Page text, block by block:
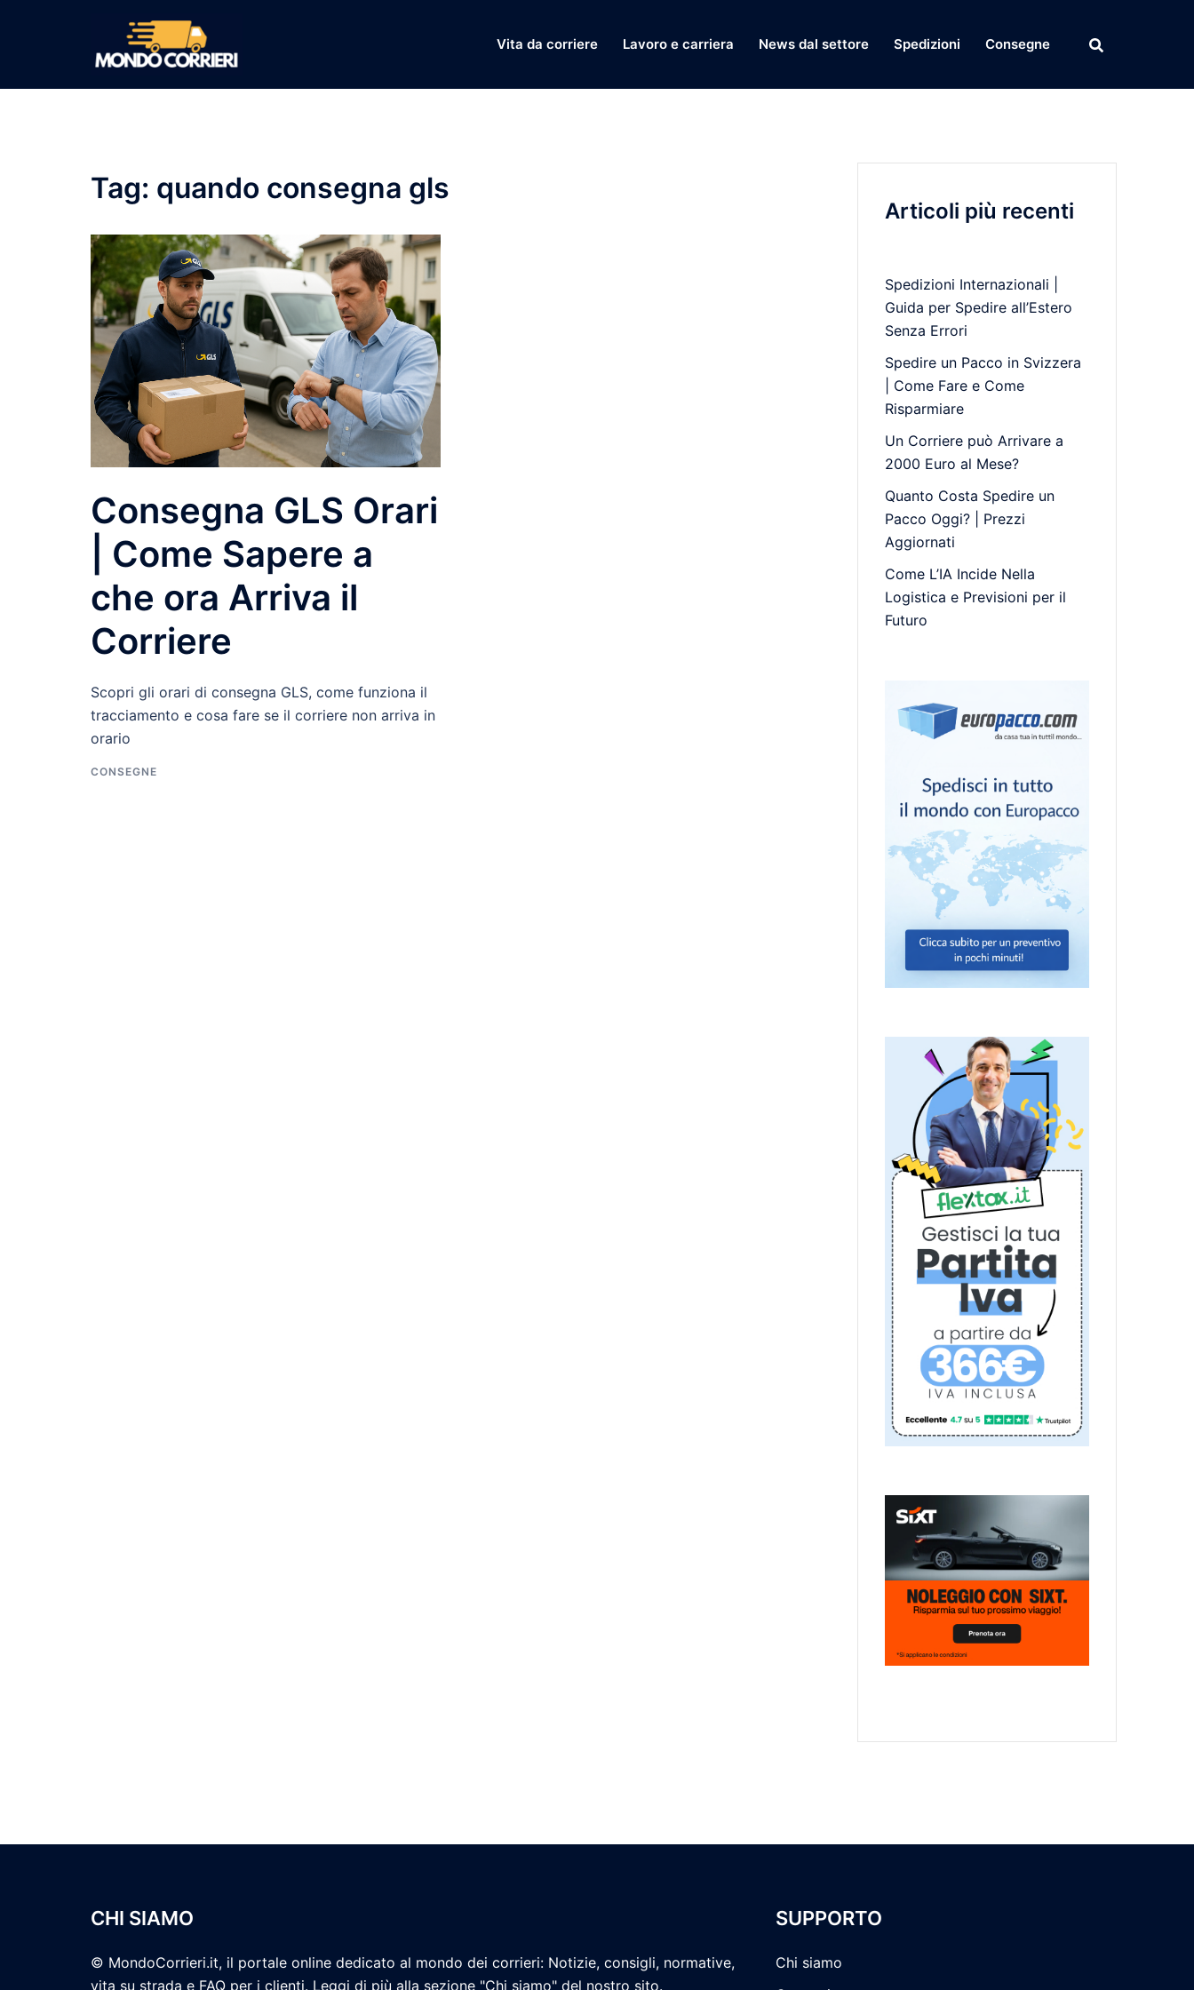
Vita da corriere Lavoro e carriera News dal settore Spedizioni Consegne
Tag: quando consegna gls
Consegna GLS Orari
| Come Sapere a
che ora Arriva il
Corriere
Scopri gli orari di consegna GLS, come funziona il
tracciamento e cosa fare se il corriere non arriva in
orario
CONSEGNE
Articoli più recenti
Spedizioni Internazionali |
Guida per Spedire all’Estero
Senza Errori
Spedire un Pacco in Svizzera
| Come Fare e Come
Risparmiare
Un Corriere può Arrivare a
2000 Euro al Mese?
Quanto Costa Spedire un
Pacco Oggi? | Prezzi
Aggiornati
Come L’IA Incide Nella
Logistica e Previsioni per il
Futuro
CHI SIAMO
© MondoCorrieri.it, il portale online dedicato al mondo dei corrieri: Notizie, consigli, normative,
vita su strada e FAQ per i clienti. Leggi di più alla sezione "Chi siamo" del nostro sito.
SUPPORTO
Chi siamo